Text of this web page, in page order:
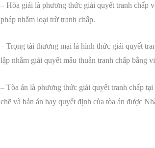
– Hòa giải là phương thức giải quyết tranh chấp
pháp nhằm loại trừ tranh chấp.
– Trọng tài thương mại là hình thức giải quyết
lập nhằm giải quyết mâu thuẫn tranh chấp bằng
– Tòa án là phương thức giải quyết tranh chấp
chẽ và bản án hay quyết định của tòa án được